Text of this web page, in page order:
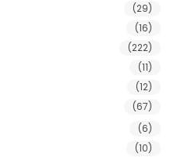
(29)
(16)
(222)
(11)
(12)
(67)
(6)
(10)